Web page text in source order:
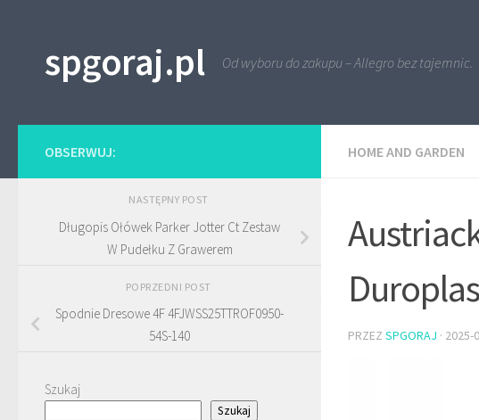
spgoraj.pl Od wyboru do zakupu – Allegro bez tajemnic.
HOME AND GARDEN
PRZEZ SPGORAJ · 2025-
OBSERWUJ:
NASTĘPNY POST
Długopis Ołówek Parker Jotter Ct Zestaw
W Pudełku Z Grawerem
POPRZEDNI POST
Spodnie Dresowe 4F 4FJWSS25TTROF0950-
54S-140
Szukaj
Szukaj